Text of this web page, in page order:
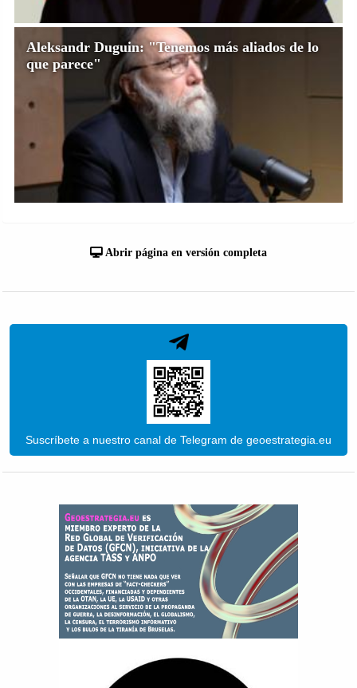
Aleksandr Duguin: "Tenemos más aliados de lo
que parece"
Abrir página en versión completa
Suscríbete a nuestro canal de Telegram de geoestrategia.eu